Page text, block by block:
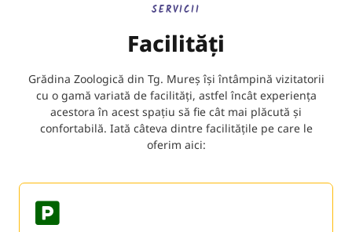
SERVICII
Facilități
Grădina Zoologică din Tg. Mureș își întâmpină vizitatorii
cu o gamă variată de facilități, astfel încât experiența
acestora în acest spațiu să fie cât mai plăcută și
confortabilă. Iată câteva dintre facilitățile pe care le
oferim aici: